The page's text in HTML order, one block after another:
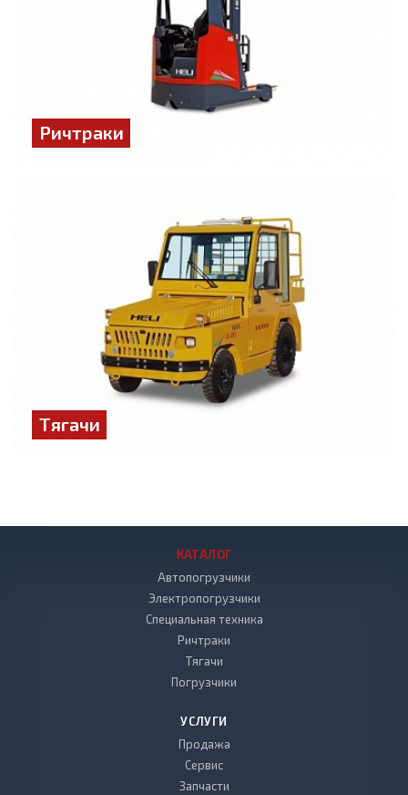
Ричтраки
Тягачи
КАТАЛОГ
Автопогрузчики
Электропогрузчики
Специальная техника
Ричтраки
Тягачи
Погрузчики
УСЛУГИ
Продажа
Сервис
Запчасти